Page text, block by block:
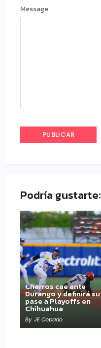
Message
Podría gustarte:
Charros cae ante
Durango y definirá su
pase a Playoffs en
Chihuahua
By JE Copado